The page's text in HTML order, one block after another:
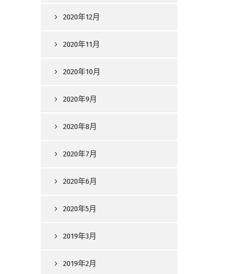
2020年12月
2020年11月
2020年10月
2020年9月
2020年8月
2020年7月
2020年6月
2020年5月
2019年3月
2019年2月